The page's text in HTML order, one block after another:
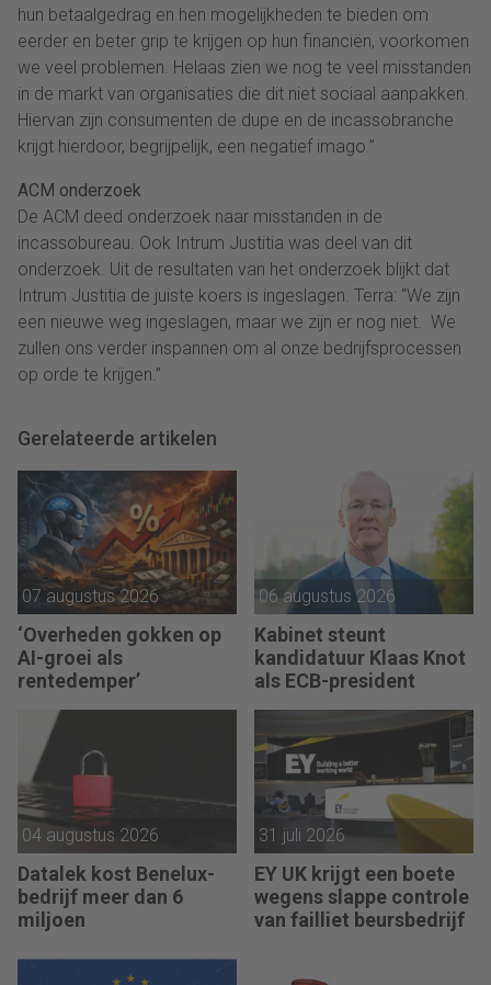
hun betaalgedrag en hen mogelijkheden te bieden om
eerder en beter grip te krijgen op hun financiën, voorkomen
we veel problemen. Helaas zien we nog te veel misstanden
in de markt van organisaties die dit niet sociaal aanpakken.
Hiervan zijn consumenten de dupe en de incassobranche
krijgt hierdoor, begrijpelijk, een negatief imago.”
ACM onderzoek
De ACM deed onderzoek naar misstanden in de
incassobureau. Ook Intrum Justitia was deel van dit
onderzoek. Uit de resultaten van het onderzoek blijkt dat
Intrum Justitia de juiste koers is ingeslagen. Terra: “We zijn
een nieuwe weg ingeslagen, maar we zijn er nog niet. We
zullen ons verder inspannen om al onze bedrijfsprocessen
op orde te krijgen.”
Gerelateerde artikelen
07 augustus 2026
‘Overheden gokken op
AI-groei als
rentedemper’
06 augustus 2026
Kabinet steunt
kandidatuur Klaas Knot
als ECB-president
04 augustus 2026
Datalek kost Benelux-
bedrijf meer dan 6
miljoen
31 juli 2026
EY UK krijgt een boete
wegens slappe controle
van failliet beursbedrijf